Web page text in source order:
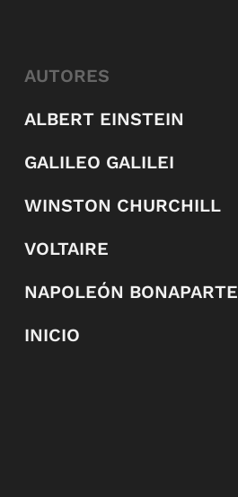
AUTORES
ALBERT EINSTEIN
GALILEO GALILEI
WINSTON CHURCHILL
VOLTAIRE
NAPOLEÓN BONAPARTE
INICIO